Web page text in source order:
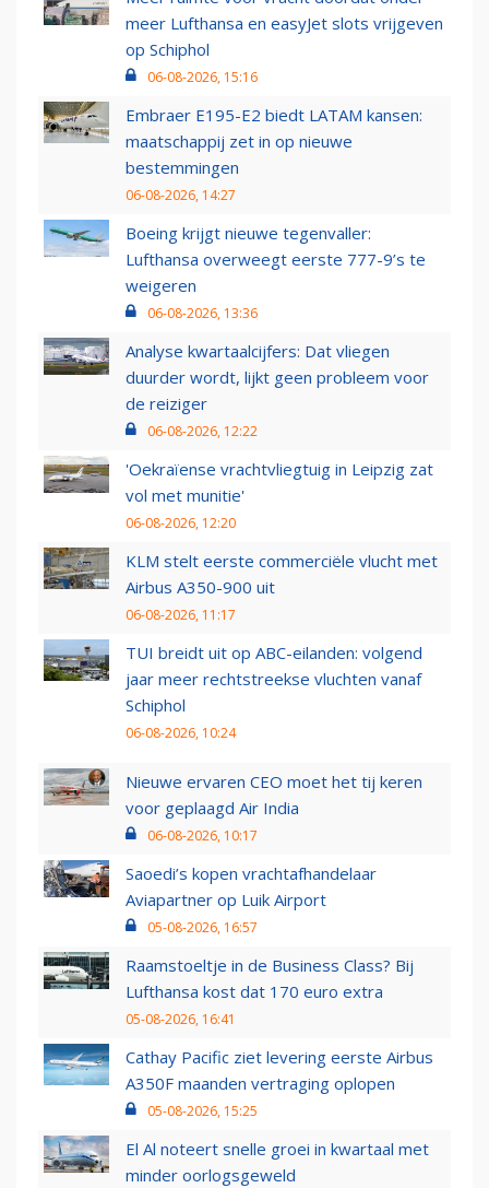
meer Lufthansa en easyJet slots vrijgeven
op Schiphol
06-08-2026, 15:16
Embraer E195-E2 biedt LATAM kansen:
maatschappij zet in op nieuwe
bestemmingen
06-08-2026, 14:27
Boeing krijgt nieuwe tegenvaller:
Lufthansa overweegt eerste 777-9’s te
weigeren
06-08-2026, 13:36
Analyse kwartaalcijfers: Dat vliegen
duurder wordt, lijkt geen probleem voor
de reiziger
06-08-2026, 12:22
'Oekraïense vrachtvliegtuig in Leipzig zat
vol met munitie'
06-08-2026, 12:20
KLM stelt eerste commerciële vlucht met
Airbus A350-900 uit
06-08-2026, 11:17
TUI breidt uit op ABC-eilanden: volgend
jaar meer rechtstreekse vluchten vanaf
Schiphol
06-08-2026, 10:24
Nieuwe ervaren CEO moet het tij keren
voor geplaagd Air India
06-08-2026, 10:17
Saoedi’s kopen vrachtafhandelaar
Aviapartner op Luik Airport
05-08-2026, 16:57
Raamstoeltje in de Business Class? Bij
Lufthansa kost dat 170 euro extra
05-08-2026, 16:41
Cathay Pacific ziet levering eerste Airbus
A350F maanden vertraging oplopen
05-08-2026, 15:25
El Al noteert snelle groei in kwartaal met
minder oorlogsgeweld